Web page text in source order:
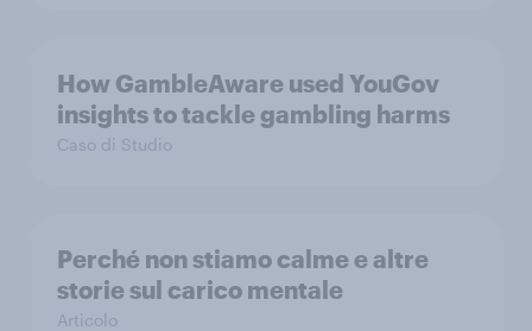
How GambleAware used YouGov
insights to tackle gambling harms
Caso di Studio
Perché non stiamo calme e altre
storie sul carico mentale
Articolo